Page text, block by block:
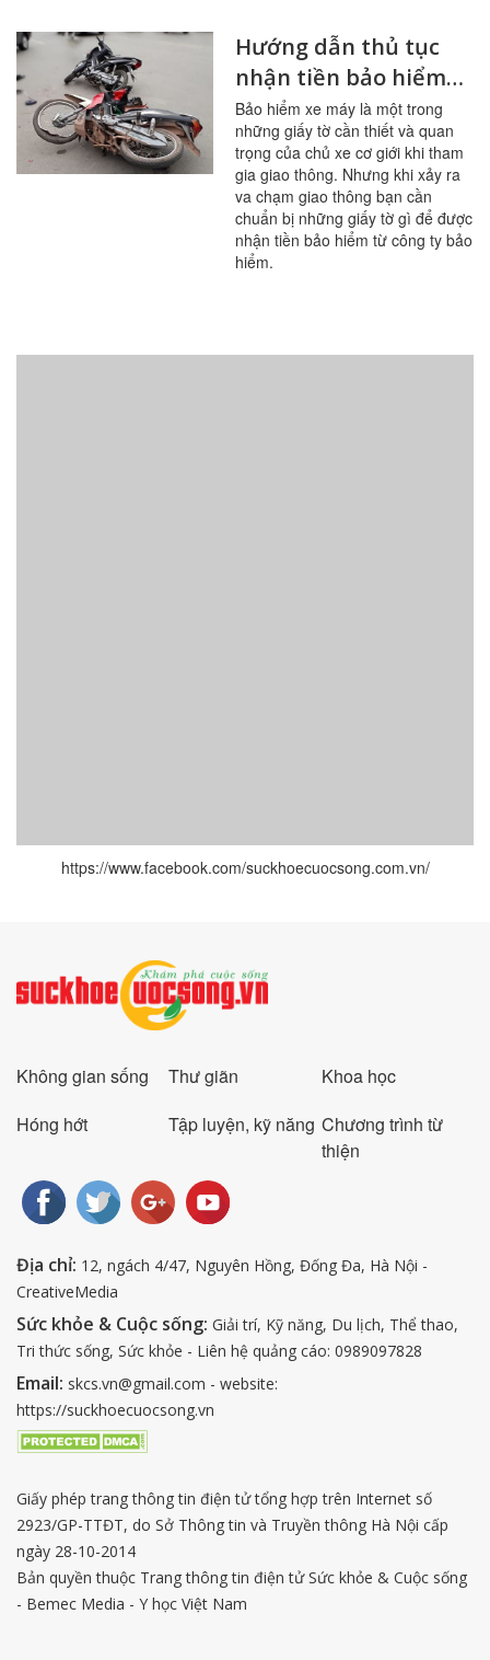
Hướng dẫn thủ tục
nhận tiền bảo hiểm
xe máy khi bị tai nạn
Bảo hiểm xe máy là một trong
những giấy tờ cần thiết và quan
trọng của chủ xe cơ giới khi tham
gia giao thông. Nhưng khi xảy ra
va chạm giao thông bạn cần
chuẩn bị những giấy tờ gì để được
nhận tiền bảo hiểm từ công ty bảo
hiểm.
https://www.facebook.com/suckhoecuocsong.com.vn/
Không gian sống Thư giãn
Khoa học
Hóng hớt
Tập luyện, kỹ năng Chương trình từ
thiện
Địa chỉ: 12, ngách 4/47, Nguyên Hồng, Đống Đa, Hà Nội -
CreativeMedia
Sức khỏe & Cuộc sống: Giải trí, Kỹ năng, Du lịch, Thể thao,
Tri thức sống, Sức khỏe - Liên hệ quảng cáo: 0989097828
Email: skcs.vn@gmail.com - website:
https://suckhoecuocsong.vn
Giấy phép trang thông tin điện tử tổng hợp trên Internet số
2923/GP-TTĐT, do Sở Thông tin và Truyền thông Hà Nội cấp
ngày 28-10-2014
Bản quyền thuộc Trang thông tin điện tử Sức khỏe & Cuộc sống
- Bemec Media - Y học Việt Nam